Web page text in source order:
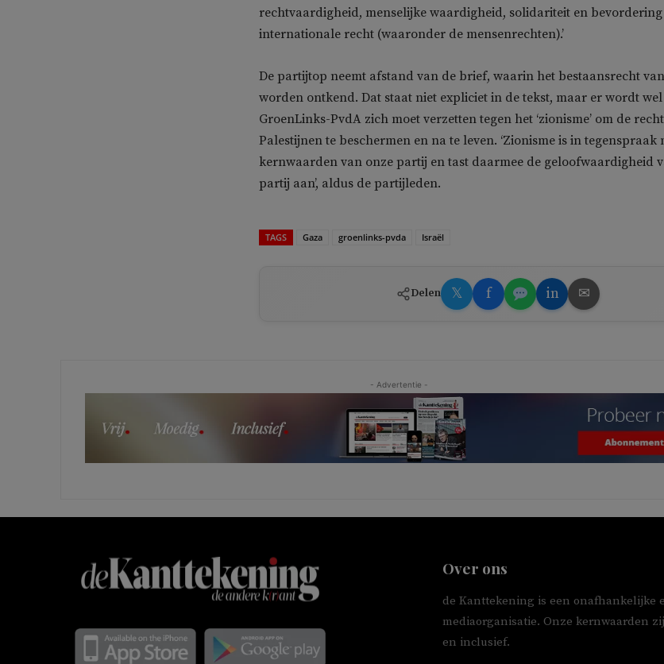
rechtvaardigheid, menselijke waardigheid, solidariteit en
internationale recht (waaronder de mensenrechten).’
De partijtop neemt afstand van de brief, waarin het bestaansrecht
worden ontkend. Dat staat niet expliciet in de tekst, maar er wordt
GroenLinks-PvdA zich moet verzetten tegen het ‘zionisme’ om de
Palestijnen te beschermen en na te leven. ‘Zionisme is in tegenspraak
kernwaarden van onze partij en tast daarmee de geloofwaardigheid
partij aan’, aldus de partijleden.
TAGS Gaza groenlinks-pvda Israël
Delen 𝕏 f in ✉
- Advertentie -
Over ons
de Kanttekening is een onafhankelijke
mediaorganisatie. Onze kernwaarden
en inclusief.